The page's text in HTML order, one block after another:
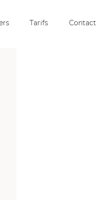
Tarifs Contact